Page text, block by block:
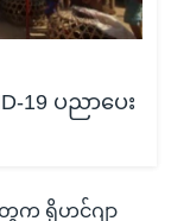
19 ပညာပေး
ေက ရိုဟင်ဂျာ